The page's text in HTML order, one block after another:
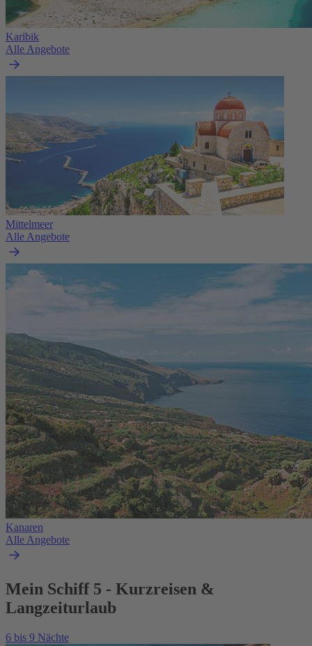
Karibik
Alle Angebote
Mittelmeer
Alle Angebote
Kanaren
Alle Angebote
Mein Schiff 5 - Kurzreisen &
Langzeiturlaub
6 bis 9 Nächte